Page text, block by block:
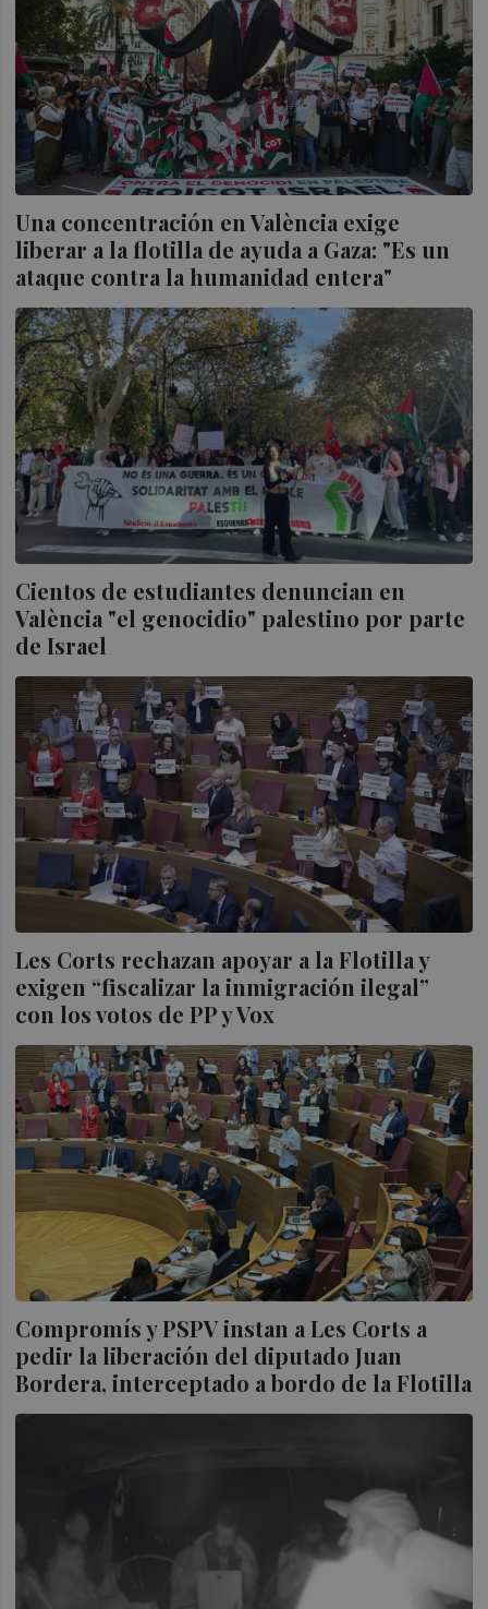
Una concentración en València exige
liberar a la flotilla de ayuda a Gaza: "Es un
ataque contra la humanidad entera"
Cientos de estudiantes denuncian en
València "el genocidio" palestino por parte
de Israel
Les Corts rechazan apoyar a la Flotilla y
exigen “fiscalizar la inmigración ilegal”
con los votos de PP y Vox
Compromís y PSPV instan a Les Corts a
pedir la liberación del diputado Juan
Bordera, interceptado a bordo de la Flotilla